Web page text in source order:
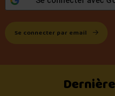
Se connecter par email